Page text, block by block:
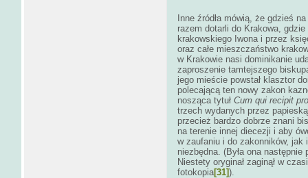
Inne źródła mówią, że gdzieś
razem dotarli do Krakowa,
krakowskiego Iwona i przez
oraz całe mieszczaństwo
w Krakowie nasi dominikanie
zaproszenie tamtejszego
jego mieście powstał klasztor
polecającą ten nowy zakon
nosząca tytuł Cum qui recipit
trzech wydanych przez
przecież bardzo dobrze znani
na terenie innej diecezji i aby
w zaufaniu i do zakonników, jak
niezbędna. (Była ona
Niestety oryginał zaginął w
fotokopia[31]).